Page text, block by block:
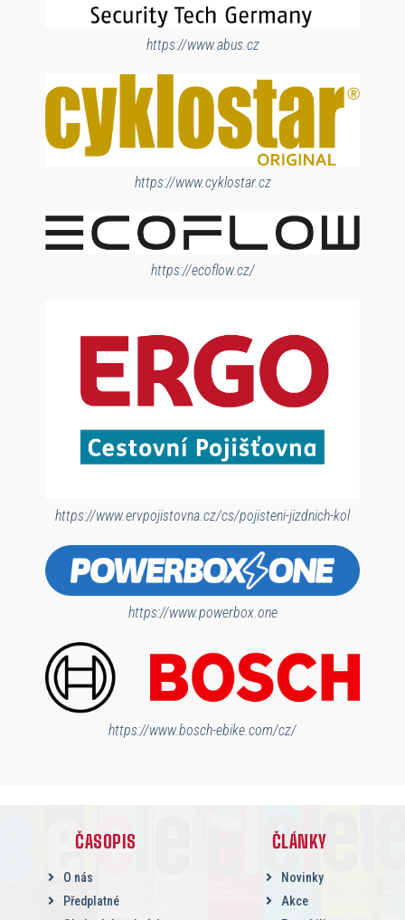
https://www.abus.cz
https://www.cyklostar.cz
https://ecoflow.cz/
https://www.ervpojistovna.cz/cs/pojisteni-jizdnich-kol
https://www.powerbox.one
https://www.bosch-ebike.com/cz/
ČLÁNKY
Novinky
Akce
ČASOPIS
O nás
Předplatné